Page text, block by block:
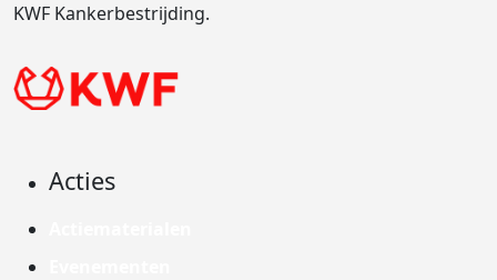
KWF Kankerbestrijding.
Acties